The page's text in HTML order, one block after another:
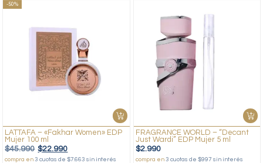
-50%
LATTAFA – «Fakhar Women» EDP
Mujer 100 ml
$45.990 $22.990
compra en3 cuotas de $7.663 sin interés
FRAGRANCE WORLD – “Decant
Just Wardi” EDP Mujer 5 ml
$2.990
compra en 3 cuotas de $997 sin interés